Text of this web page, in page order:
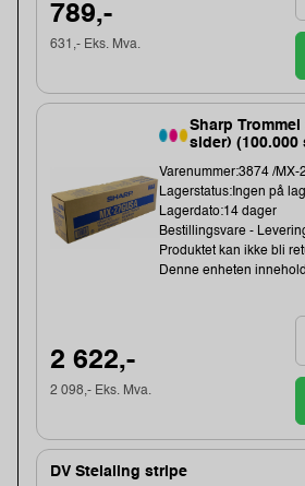
789,-
631,- Eks. Mva.
Sharp Trommel
sider) (100.000
Varenummer:3874 /MX-
Lagerstatus:Ingen på
Lagerdato:14 dager
Bestillingsvare -
Produktet kan ikke bli
Denne enheten
2 622,-
2 098,- Eks. Mva.
DV Stelaling stripe